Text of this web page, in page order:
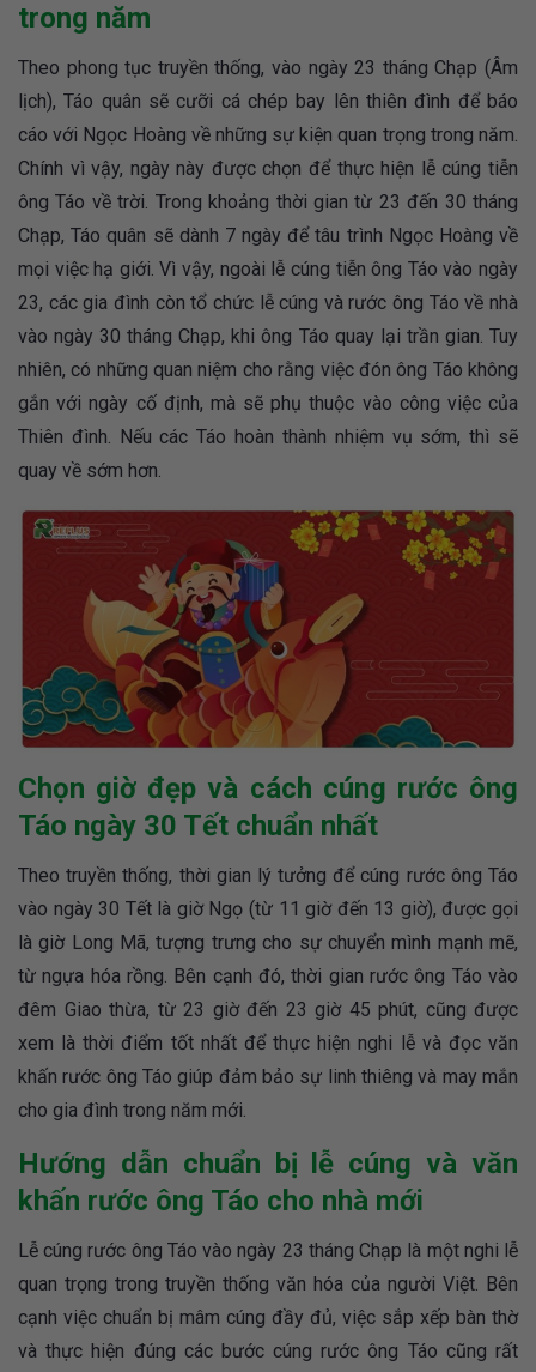
trong năm
Theo phong tục truyền thống, vào ngày 23 tháng Chạp (Âm
lịch), Táo quân sẽ cưỡi cá chép bay lên thiên đình để báo
cáo với Ngọc Hoàng về những sự kiện quan trọng trong năm.
Chính vì vậy, ngày này được chọn để thực hiện lễ cúng tiễn
ông Táo về trời. Trong khoảng thời gian từ 23 đến 30 tháng
Chạp, Táo quân sẽ dành 7 ngày để tâu trình Ngọc Hoàng về
mọi việc hạ giới. Vì vậy, ngoài lễ cúng tiễn ông Táo vào ngày
23, các gia đình còn tổ chức lễ cúng và rước ông Táo về nhà
vào ngày 30 tháng Chạp, khi ông Táo quay lại trần gian. Tuy
nhiên, có những quan niệm cho rằng việc đón ông Táo không
gắn với ngày cố định, mà sẽ phụ thuộc vào công việc của
Thiên đình. Nếu các Táo hoàn thành nhiệm vụ sớm, thì sẽ
quay về sớm hơn.
Chọn giờ đẹp và cách cúng rước ông
Táo ngày 30 Tết chuẩn nhất
Theo truyền thống, thời gian lý tưởng để cúng rước ông Táo
vào ngày 30 Tết là giờ Ngọ (từ 11 giờ đến 13 giờ), được gọi
là giờ Long Mã, tượng trưng cho sự chuyển mình mạnh mẽ,
từ ngựa hóa rồng. Bên cạnh đó, thời gian rước ông Táo vào
đêm Giao thừa, từ 23 giờ đến 23 giờ 45 phút, cũng được
xem là thời điểm tốt nhất để thực hiện nghi lễ và đọc văn
khấn rước ông Táo giúp đảm bảo sự linh thiêng và may mắn
cho gia đình trong năm mới.
Hướng dẫn chuẩn bị lễ cúng và văn
khấn rước ông Táo cho nhà mới
Lễ cúng rước ông Táo vào ngày 23 tháng Chạp là một nghi lễ
quan trọng trong truyền thống văn hóa của người Việt. Bên
cạnh việc chuẩn bị mâm cúng đầy đủ, việc sắp xếp bàn thờ
và thực hiện đúng các bước cúng rước ông Táo cũng rất